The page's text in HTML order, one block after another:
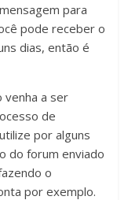
para
pode receber o
dias, então é
venha a ser
de
por alguns
do forum enviado
o
por exemplo.